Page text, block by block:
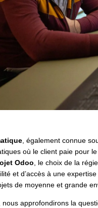
, également connue
où le client paie pour
Odoo , le choix de la
et d’accès à une
de moyenne et grande
nous approfondirons la